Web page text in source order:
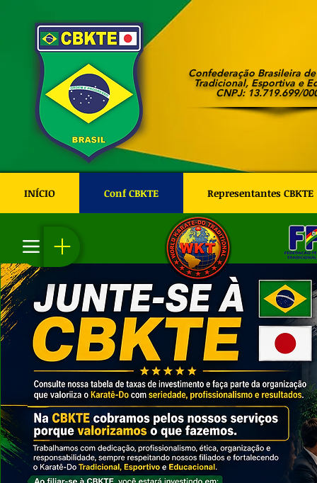
Confederação Brasileira
Tradicional, Esportiva e
CNPJ: 13.719.699/
INÍCIO Conf CBKTE Representantes CBKTE